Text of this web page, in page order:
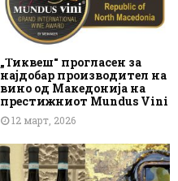
„Тиквеш“ прогласен за
најдобар производител на
вино од Македонија на
престижниот Mundus Vini
12 март, 2026